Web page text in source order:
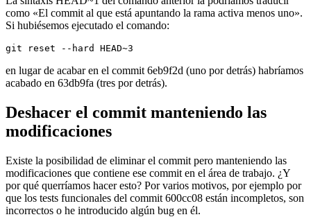
como «El commit al que está apuntando la rama activa menos uno».
Si hubiésemos ejecutado el comando:
git reset --hard HEAD~3
en lugar de acabar en el commit 6eb9f2d (uno por detrás) habríamos
acabado en 63db9fa (tres por detrás).
Deshacer el commit manteniendo las
modificaciones
Existe la posibilidad de eliminar el commit pero manteniendo las
modificaciones que contiene ese commit en el área de trabajo. ¿Y
por qué querríamos hacer esto? Por varios motivos, por ejemplo por
que los tests funcionales del commit 600cc08 están incompletos, son
incorrectos o he introducido algún bug en él.